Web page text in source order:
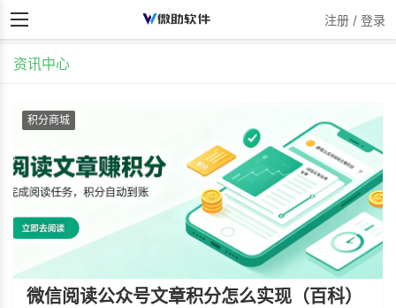
注册 / 登录
资讯中心
积分商城
微信阅读公众号文章积分怎么实现（百科）